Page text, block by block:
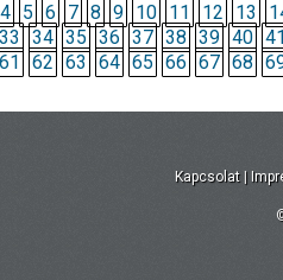
4 5 6 7 8 9 10 11 12 13
33 34 35 36 37 38 39 40
61 62 63 64 65 66 67 68
Kapcsolat |